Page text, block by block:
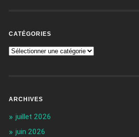
CATÉGORIES
ARCHIVES
juillet 2026
juin 2026